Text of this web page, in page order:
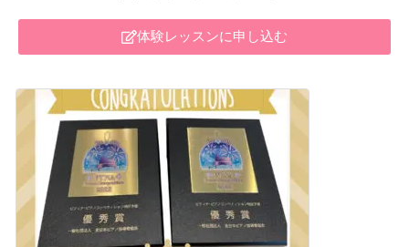
体験レッスンに申し込む